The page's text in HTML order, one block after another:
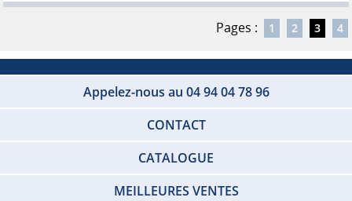
Pages : 1 2 3 4
Appelez-nous au 04 94 04 78 96
CONTACT
CATALOGUE
MEILLEURES VENTES